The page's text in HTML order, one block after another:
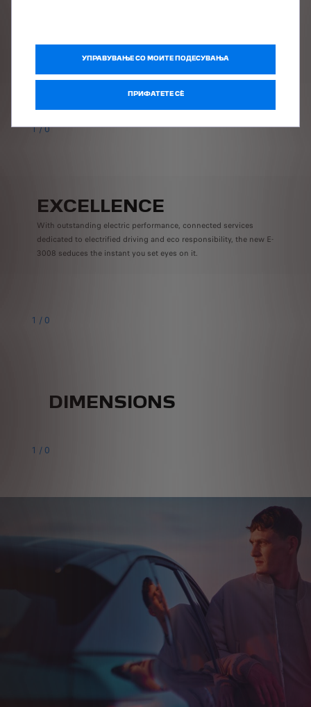
1 /0
EXCELLENCE
With outstanding electric performance, connected services
dedicated to electrified driving and eco responsibility, the new E-
3008 seduces the instant you set eyes on it.
1 / 0
DIMENSIONS
1 / 0
УПРАВУВАЊЕ СО МОИТЕ ПОДЕСУВАЊА
ПРИФАТЕТЕ СÈ